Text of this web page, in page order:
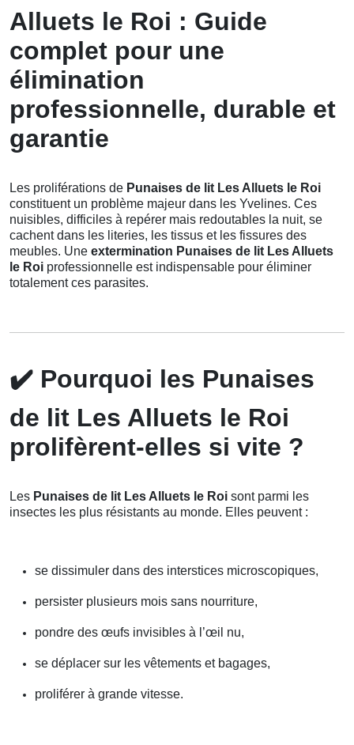
Alluets le Roi : Guide
complet pour une
élimination
professionnelle, durable et
garantie
Les proliférations de Punaises de lit Les Alluets le Roi
constituent un problème majeur dans les Yvelines. Ces
nuisibles, difficiles à repérer mais redoutables la nuit, se
cachent dans les literies, les tissus et les fissures des
meubles. Une extermination Punaises de lit Les Alluets
le Roi professionnelle est indispensable pour éliminer
totalement ces parasites.
✔️ Pourquoi les Punaises
de lit Les Alluets le Roi
prolifèrent-elles si vite ?
Les Punaises de lit Les Alluets le Roi sont parmi les
insectes les plus résistants au monde. Elles peuvent :
se dissimuler dans des interstices microscopiques,
persister plusieurs mois sans nourriture,
pondre des œufs invisibles à l’œil nu,
se déplacer sur les vêtements et bagages,
proliférer à grande vitesse.